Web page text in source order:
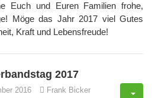
Euch und Euren Familien frohe,
Möge das Jahr 2017 viel Gutes
Kraft und Lebensfreude!
2017
2016
Frank Bicker